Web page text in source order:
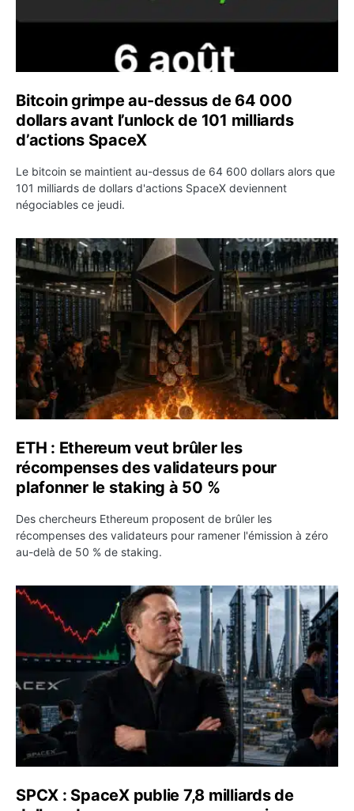
Bitcoin grimpe au-dessus de 64 000
dollars avant l’unlock de 101 milliards
d’actions SpaceX
Le bitcoin se maintient au-dessus de 64 600 dollars alors que
101 milliards de dollars d'actions SpaceX deviennent
négociables ce jeudi.
ETH : Ethereum veut brûler les récompenses des
ETH : Ethereum veut brûler les
récompenses des validateurs pour
plafonner le staking à 50 %
Des chercheurs Ethereum proposent de brûler les
récompenses des validateurs pour ramener l'émission à zéro
au-delà de 50 % de staking.
SPCX : SpaceX publie 7,8 milliards de dollars de
SPCX : SpaceX publie 7,8 milliards de